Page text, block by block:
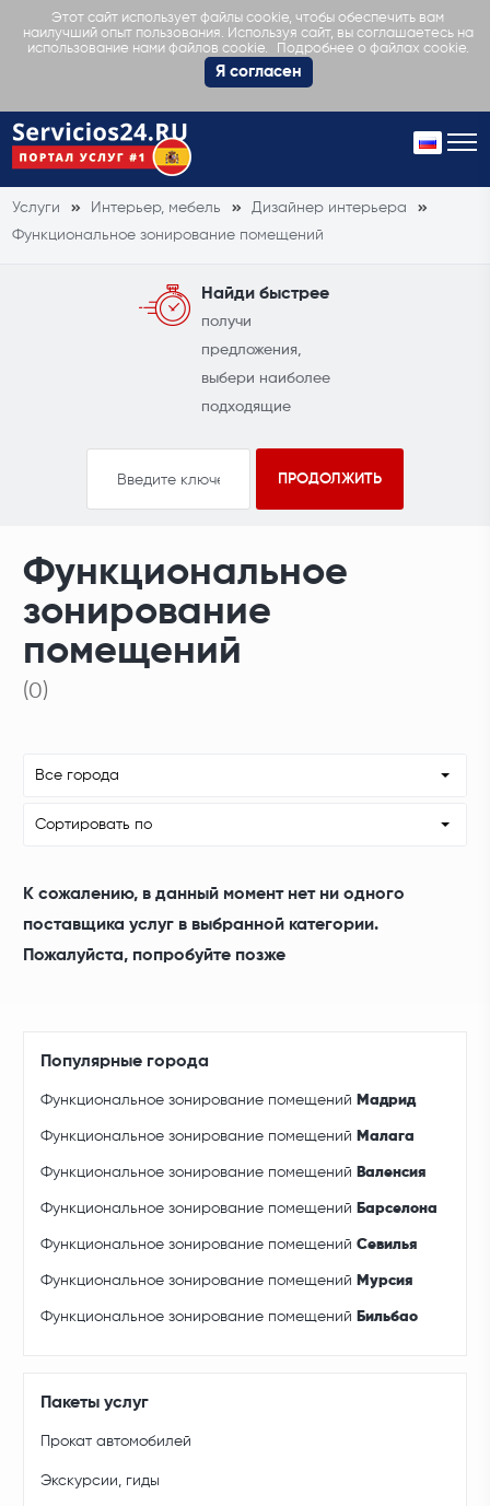
Этот сайт использует файлы cookie, чтобы обеспечить вам
наилучший опыт пользования. Используя сайт, вы соглашаетесь на
использование нами файлов cookie.
Подробнее о файлах cookie.
Я согласен
Услуги Интерьер, мебель
Дизайнер интерьера
Функциональное зонирование помещений
Найди быстрее
получи
предложения,
выбери наиболее
подходящие
Функциональное
зонирование
помещений
(0)
Все города
Сортировать по
К сожалению, в данный момент нет ни одного
поставщика услуг в выбранной категории.
Пожалуйста, попробуйте позже
Популярные города
Функциональное зонирование помещений Мадрид
Функциональное зонирование помещений Малага
Функциональное зонирование помещений Валенсия
Функциональное зонирование помещений Барселона
Функциональное зонирование помещенийСевилья
Функциональное зонирование помещений Мурсия
Функциональное зонирование помещений Бильбао
Пакеты услуг
Прокат автомобилей
Экскурсии, гиды